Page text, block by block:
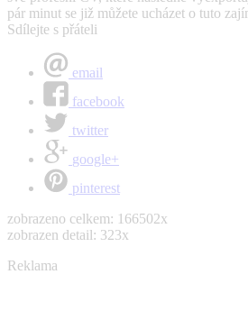
pár minut se již můžete ucházet o tuto
Sdílejte s přáteli
email
facebook
twitter
google+
pinterest
zobrazeno celkem: 166502x
zobrazen detail: 323x
Reklama